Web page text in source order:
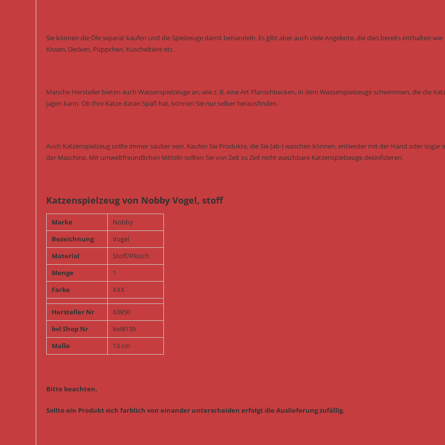
Sie können die Öle separat kaufen und die Spielzeuge damit behandeln. Es gibt aber auch viele Angebote, die dies bereits enthalten wie
Kissen, Decken, Püppchen, Kuscheltiere etc.
Manche Hersteller bieten auch Wasserspielzeuge an, wie z. B. eine Art Planschbecken, in dem Wasserspielzeuge schwimmen, die die
jagen kann. Ob Ihre Katze daran Spaß hat, können Sie nur selber herausfinden.
Auch Katzenspielzeug sollte immer sauber sein. Kaufen Sie Produkte, die Sie (ab-) waschen können, entweder mit der Hand oder sogar
der Maschine. Mit umweltfreundlichen Mitteln sollten Sie von Zeit zu Zeit nicht waschbare Katzenspielzeuge desinfizieren.
Katzenspielzeug von Nobby Vogel, stoff
Marke
Nobby
Bezeichnung
Vogel
Material
Stoff/Plüsch
Menge
1
Farbe
XXX
Hersteller Nr
63950
bvl Shop Nr
bvl8139
Maße
13 cm
Bitte beachten.
Sollte ein Produkt sich farblich von einander unterscheiden erfolgt die Auslieferung zufällig.